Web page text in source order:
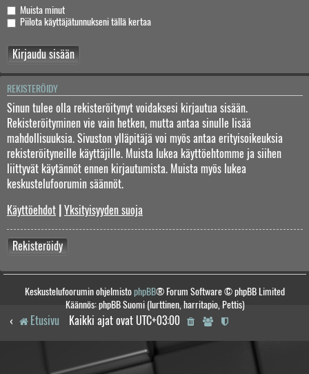
Muista minut
Piilota käyttäjätunnukseni tällä kertaa
REKISTERÖIDY
Sinun tulee olla rekisteröitynyt voidaksesi kirjautua sisään.
Rekisteröityminen vie vain hetken, mutta antaa sinulle lisää
mahdollisuuksia. Sivuston ylläpitäjä voi myös antaa erityisoikeuksia
rekisteröityneille käyttäjille. Muista lukea käyttöehtomme ja siihen
liittyvät käytännöt ennen kirjautumista. Muista myös lukea
keskustelufoorumin säännöt.
Käyttöehdot Yksityisyyden suoja
Rekisteröidy
Keskustelufoorumin ohjelmistophpBB® Forum Software © phpBB Limited
Käännös: phpBB Suomi (lurttinen, harritapio, Pettis)
Etusivu Kaikki ajat ovat UTC+03:00